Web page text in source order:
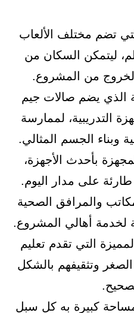
تضم مختلف الألعاب
ليتمكن السكان من
من المشروع.
الذي يضم صالات جيم
التدريبية، لممارسة
وبناء الجسم المثالي.
بأحدث الأجهزة،
طارئة على مدار اليوم.
والمرافق الصحية
لخدمة أهالي المشروع.
التي تقدم تعليم
وتثقيفهم بالشكل
كبيرة به كل سبل